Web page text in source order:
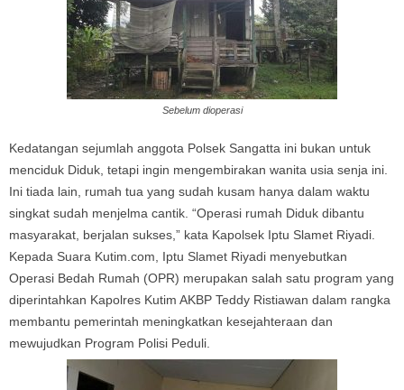
Sebelum dioperasi
Kedatangan sejumlah anggota Polsek Sangatta ini bukan untuk
menciduk Diduk, tetapi ingin mengembirakan wanita usia senja ini.
Ini tiada lain, rumah tua yang sudah kusam hanya dalam waktu
singkat sudah menjelma cantik. “Operasi rumah Diduk dibantu
masyarakat, berjalan sukses,” kata Kapolsek Iptu Slamet Riyadi.
Kepada Suara Kutim.com, Iptu Slamet Riyadi menyebutkan
Operasi Bedah Rumah (OPR) merupakan salah satu program yang
diperintahkan Kapolres Kutim AKBP Teddy Ristiawan dalam rangka
membantu pemerintah meningkatkan kesejahteraan dan
mewujudkan Program Polisi Peduli.